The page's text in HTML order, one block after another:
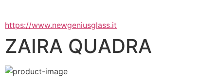
https://www.newgeniusglass.it
ZAIRA QUADRA